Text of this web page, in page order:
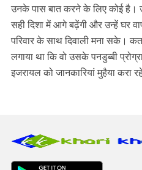
उनके पास बात करने के लिए कोई है।
सही दिशा में आगे बढ़ेंगी और उन्हें घर
परिवार के साथ दिवाली मना सके।
लगाया था कि वो उसके पनडुब्‍बी
इजरायल को जानकारियां मुहैया करा